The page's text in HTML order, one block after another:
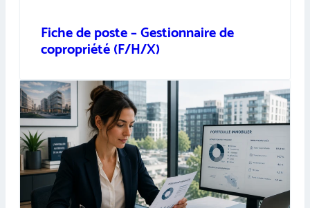
Fiche de poste – Gestionnaire de
copropriété (F/H/X)